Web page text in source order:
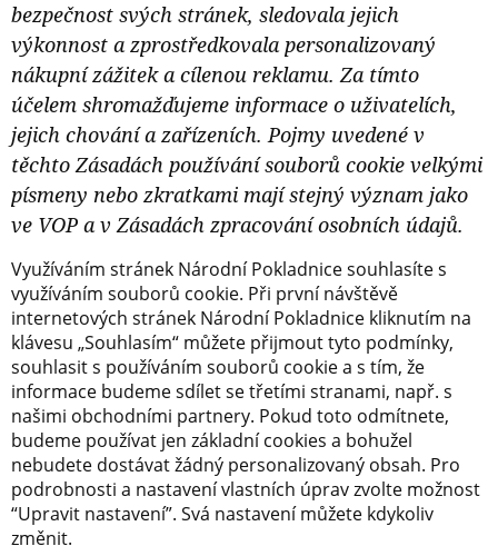
bezpečnost svých stránek, sledovala jejich
výkonnost a zprostředkovala personalizovaný
nákupní zážitek a cílenou reklamu. Za tímto
účelem shromažďujeme informace o uživatelích,
jejich chování a zařízeních. Pojmy uvedené v
těchto Zásadách používání souborů cookie velkými
písmeny nebo zkratkami mají stejný význam jako
ve VOP a v Zásadách zpracování osobních údajů.
Využíváním stránek Národní Pokladnice souhlasíte s
využíváním souborů cookie. Při první návštěvě
internetových stránek Národní Pokladnice kliknutím na
klávesu „Souhlasím“ můžete přijmout tyto podmínky,
souhlasit s používáním souborů cookie a s tím, že
informace budeme sdílet se třetími stranami, např. s
našimi obchodními partnery. Pokud toto odmítnete,
budeme používat jen základní cookies a bohužel
nebudete dostávat žádný personalizovaný obsah. Pro
podrobnosti a nastavení vlastních úprav zvolte možnost
“Upravit nastavení”. Svá nastavení můžete kdykoliv
změnit.